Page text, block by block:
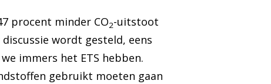
procent minder CO2-uitstoot
wordt gesteld, eens
immers het ETS hebben.
gebruikt moeten gaan